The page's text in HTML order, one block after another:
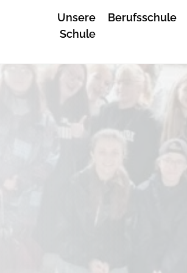
Unsere
Schule
Berufsschule